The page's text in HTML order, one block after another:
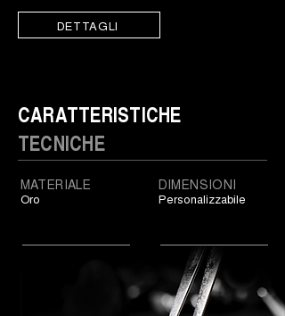
DETTAGLI
CARATTERISTICHE
TECNICHE
MATERIALE
Oro
DIMENSIONI
Personalizzabile